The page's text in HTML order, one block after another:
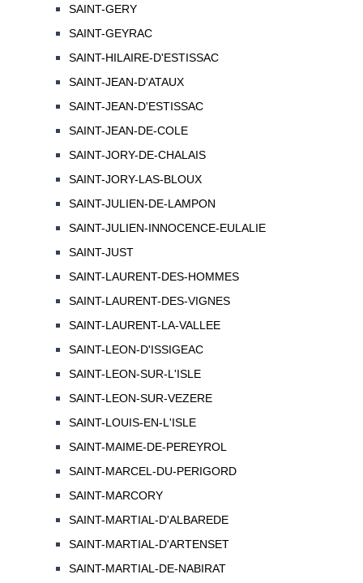
SAINT-GERY
SAINT-GEYRAC
SAINT-HILAIRE-D'ESTISSAC
SAINT-JEAN-D'ATAUX
SAINT-JEAN-D'ESTISSAC
SAINT-JEAN-DE-COLE
SAINT-JORY-DE-CHALAIS
SAINT-JORY-LAS-BLOUX
SAINT-JULIEN-DE-LAMPON
SAINT-JULIEN-INNOCENCE-EULALIE
SAINT-JUST
SAINT-LAURENT-DES-HOMMES
SAINT-LAURENT-DES-VIGNES
SAINT-LAURENT-LA-VALLEE
SAINT-LEON-D'ISSIGEAC
SAINT-LEON-SUR-L'ISLE
SAINT-LEON-SUR-VEZERE
SAINT-LOUIS-EN-L'ISLE
SAINT-MAIME-DE-PEREYROL
SAINT-MARCEL-DU-PERIGORD
SAINT-MARCORY
SAINT-MARTIAL-D'ALBAREDE
SAINT-MARTIAL-D'ARTENSET
SAINT-MARTIAL-DE-NABIRAT